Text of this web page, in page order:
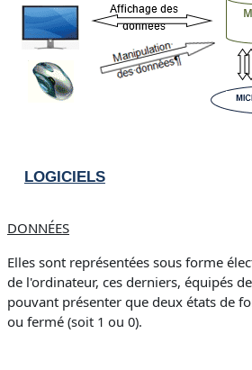
LOGICIELS
DONNÉES
Elles sont représentées sous forme
de l'ordinateur, ces derniers, équipés
pouvant présenter que deux états de
ou fermé (soit 1 ou 0).